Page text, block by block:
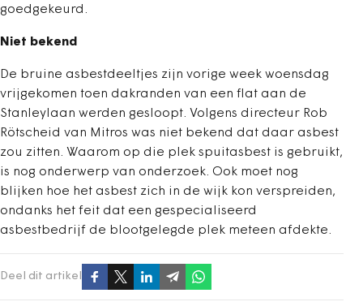
goedgekeurd.
Niet bekend
De bruine asbestdeeltjes zijn vorige week woensdag
vrijgekomen toen dakranden van een flat aan de
Stanleylaan werden gesloopt. Volgens directeur Rob
Rötscheid van Mitros was niet bekend dat daar asbest
zou zitten. Waarom op die plek spuitasbest is gebruikt,
is nog onderwerp van onderzoek. Ook moet nog
blijken hoe het asbest zich in de wijk kon verspreiden,
ondanks het feit dat een gespecialiseerd
asbestbedrijf de blootgelegde plek meteen afdekte.
Deel dit artikel